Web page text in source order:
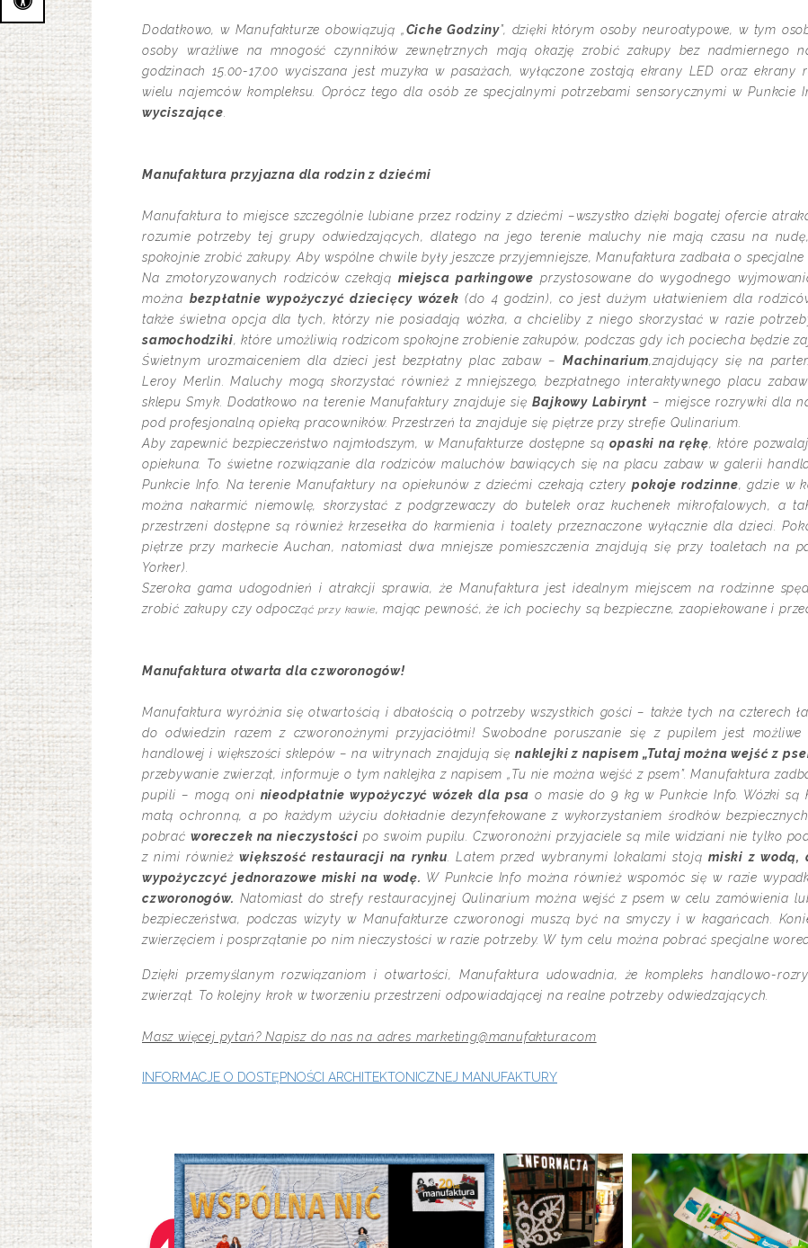
Dodatkowo, w Manufakturze obowiązują „Ciche Godziny”, dzięki którym osoby neuroatypowe, w tym
osoby wrażliwe na mnogość czynników zewnętrznych mają okazję zrobić zakupy bez nadmiernego
godzinach 15.00-17.00 wyciszana jest muzyka w pasażach, wyłączone zostają ekrany LED oraz ekrany
wielu najemców kompleksu. Oprócz tego dla osób ze specjalnymi potrzebami sensorycznymi w Punkcie
wyciszające
Manufaktura przyjazna dla rodzin z dziećmi
Manufaktura to miejsce szczególnie lubiane przez rodziny z dziećmi –wszystko dzięki bogatej ofercie
rozumie potrzeby tej grupy odwiedzających, dlatego na jego terenie maluchy nie mają czasu na
spokojnie zrobić zakupy. Aby wspólne chwile były jeszcze przyjemniejsze, Manufaktura zadbała o
Na zmotoryzowanych rodziców czekająmiejsca parkingowe przystosowane do wygodnego
można bezpłatnie wypożyczyć dziecięcy wózek (do 4 godzin), co jest dużym ułatwieniem dla
także świetna opcja dla tych, którzy nie posiadają wózka, a chcieliby z niego skorzystać w razie
samochodziki, które umożliwią rodzicom spokojne zrobienie zakupów, podczas gdy ich pociecha będzie
Świetnym urozmaiceniem dla dzieci jest bezpłatny plac zabaw –Machinarium,znajdujący się na
Leroy Merlin. Maluchy mogą skorzystać również z mniejszego, bezpłatnego interaktywnego placu zabaw
sklepu Smyk. Dodatkowo na terenie Manufaktury znajduje sięBajkowy Labirynt – miejsce rozrywki dla
pod profesjonalną opieką pracowników. Przestrzeń ta znajduje się piętrze przy strefie Qulinarium.
Aby zapewnić bezpieczeństwo najmłodszym, w Manufakturze dostępne sąopaski na rękę, które
opiekuna. To świetne rozwiązanie dla rodziców maluchów bawiących się na placu zabaw w galerii
Punkcie Info. Na terenie Manufaktury na opiekunów z dziećmi czekają czterypokoje rodzinne, gdzie w
można nakarmić niemowlę, skorzystać z podgrzewaczy do butelek oraz kuchenek mikrofalowych, a
przestrzeni dostępne są również krzesełka do karmienia i toalety przeznaczone wyłącznie dla dzieci.
piętrze przy markecie Auchan, natomiast dwa mniejsze pomieszczenia znajdują się przy toaletach na
Yorker).
Szeroka gama udogodnień i atrakcji sprawia, że Manufaktura jest idealnym miejscem na rodzinne
zrobić zakupy czy odpocząć przy kawie, mając pewność, że ich pociechy są bezpieczne, zaopiekowane i
Manufaktura otwarta dla czworonogów!
Manufaktura wyróżnia się otwartością i dbałością o potrzeby wszystkich gości – także tych na czterech
do odwiedzin razem z czworonożnymi przyjaciółmi! Swobodne poruszanie się z pupilem jest
handlowej i większości sklepów – na witrynach znajdują się naklejki z napisem „Tutaj można wejść z
przebywanie zwierząt, informuje o tym naklejka z napisem „Tu nie można wejść z psem”. Manufaktura
pupili – mogą oni nieodpłatnie wypożyczyć wózek dla psa o masie do 9 kg w Punkcie Info. Wózki są
matą ochronną, a po każdym użyciu dokładnie dezynfekowane z wykorzystaniem środków
pobrać woreczek na nieczystości po swoim pupilu. Czworonożni przyjaciele są mile widziani nie tylko
z nimi równieżwiększość restauracji na rynku . Latem przed wybranymi lokalami stojąmiski z wodą,
wypożyczcyć jednorazowe miski na wodę. W Punkcie Info można również wspomóc się w razie
czworonogów. Natomiast do strefy restauracyjnej Qulinarium można wejść z psem w celu zamówienia
bezpieczeństwa, podczas wizyty w Manufakturze czworonogi muszą być na smyczy i w kagańcach.
zwierzęciem i posprzątanie po nim nieczystości w razie potrzeby. W tym celu można pobrać specjalne
Dzięki przemyślanym rozwiązaniom i otwartości, Manufaktura udowadnia, że kompleks handlowo-
zwierząt. To kolejny krok w tworzeniu przestrzeni odpowiadającej na realne potrzeby odwiedzających.
Masz więcej pytań? Napisz do nas na adres marketing@manufaktura.com
INFORMACJE O DOSTĘPNOŚCI ARCHITEKTONICZNEJ MANUFAKTURY